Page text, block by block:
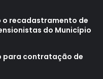
o recadastramento de
do Município
para contratação de